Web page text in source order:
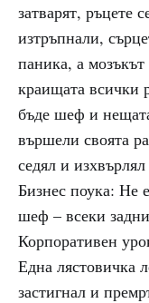
затварят, ръцете
изтръпнали,
паника, а
краищата всички
бъде шеф и
вършели своята
седял и
Бизнес поука: Не
шеф – всеки
Корпоративен
Една лястовичка
застигнал и